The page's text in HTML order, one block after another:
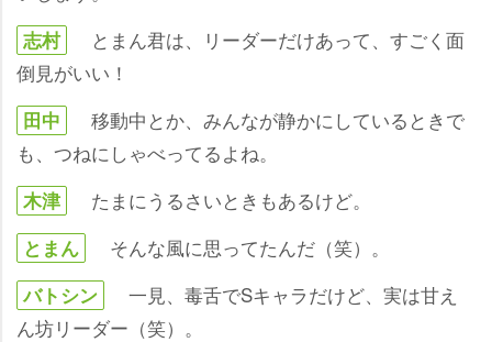
志村
とまん君は、リーダーだけあって、すごく面
倒見がいい！
田中
移動中とか、みんなが静かにしているときで
も、つねにしゃべってるよね。
木津 たまにうるさいときもあるけど。
とまん そんな風に思ってたんだ（笑）。
バトシン
一見、毒舌でSキャラだけど、実は甘え
ん坊リーダー（笑）。